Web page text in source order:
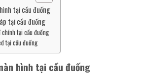
tại cầu đuống
tại cầu đuống
tại cầu đuống
tại cầu đuống
hình tại cầu đuống